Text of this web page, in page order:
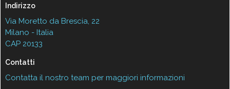
Indirizzo
Via Moretto da Brescia, 22
Milano - Italia
CAP 20133
Contatti
Contatta il nostro team per maggiori informazioni